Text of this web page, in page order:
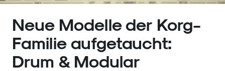
Neue Modelle der Korg-
Familie aufgetaucht:
Drum & Modular